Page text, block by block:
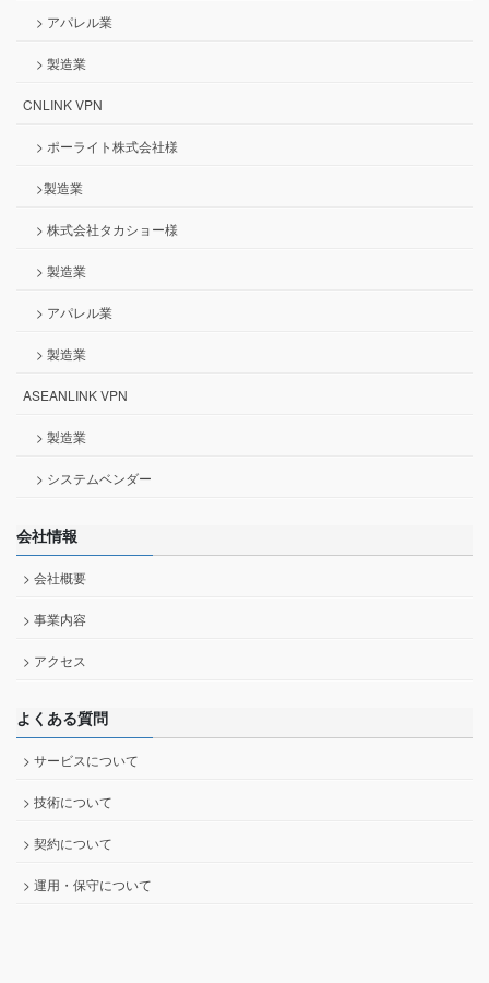
> アパレル業
> 製造業
CNLINK VPN
> ポーライト株式会社様
>製造業
> 株式会社タカショー様
> 製造業
> アパレル業
> 製造業
ASEANLINK VPN
> 製造業
> システムベンダー
会社情報
> 会社概要
> 事業内容
> アクセス
よくある質問
> サービスについて
> 技術について
> 契約について
> 運用・保守について